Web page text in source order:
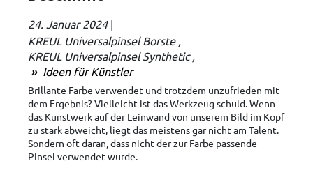
24. Januar 2024 |
KREUL Universalpinsel Borste
KREUL Universalpinsel Synthetic
Ideen für Künstler
Brillante Farbe verwendet und trotzdem unzufrieden mit
dem Ergebnis? Vielleicht ist das Werkzeug schuld. Wenn
das Kunstwerk auf der Leinwand von unserem Bild im Kopf
zu stark abweicht, liegt das meistens gar nicht am Talent.
Sondern oft daran, dass nicht der zur Farbe passende
Pinsel verwendet wurde.